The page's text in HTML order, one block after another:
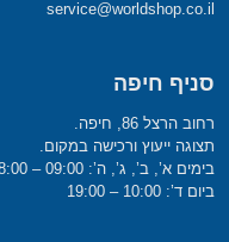
service@worldshop.co.il
סניף חיפה
רחוב הרצל 86, חיפה.
תצוגה ייעוץ ורכישה במקום.
בימים א’, ב’, ג’, ה’: 09:00 – 18:00
ביום ד’: 10:00 – 19:00